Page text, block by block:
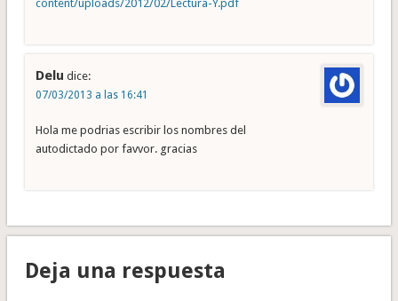
content/uploads/2012/02/Lectura-Y.pdf
Delu dice:
07/03/2013 a las 16:41
Hola me podrias escribir los nombres del
autodictado por favvor. gracias
Deja una respuesta